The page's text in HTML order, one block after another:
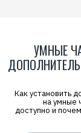
УМНЫЕ
Как установить
на умные
доступно и